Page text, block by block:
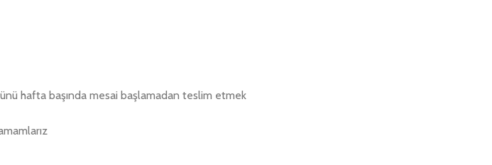
hafta başında mesai başlamadan teslim etmek